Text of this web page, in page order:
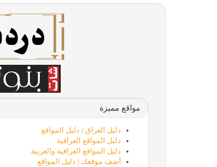
مواقع مميزة
دليل العراق | دليل المواقع
دليل المواقع العراقية
دليل المواقع العراقية والعربية
أضف موقعك | دليل المواقع